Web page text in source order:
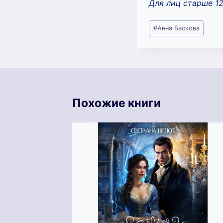
Для лиц старше
Метки
записи:
#Анна Баскова
Похожие книги